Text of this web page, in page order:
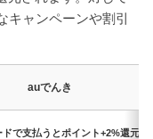
キャンペーンや割引
auでんき
で支払うとポイント+2%還元